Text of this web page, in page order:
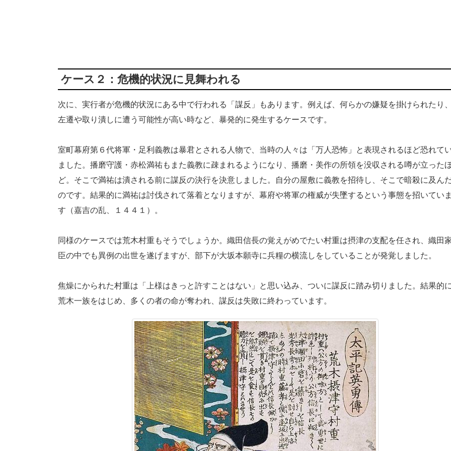
ケース２：危機的状況に見舞われる
次に、実行者が危機的状況にある中で行われる「謀反」もあります。例えば、何らかの嫌疑を掛けられたり、
左遷や取り潰しに遭う可能性が高い時など、暴発的に発生するケースです。
室町幕府第６代将軍・足利義教は暴君とされる人物で、当時の人々は「万人恐怖」と表現されるほど恐れて
ました。播磨守護・赤松満祐もまた義教に疎まれるようになり、播磨・美作の所領を没収される噂が立ったほ
ど。そこで満祐は潰される前に謀反の決行を決意しました。自分の屋敷に義教を招待し、そこで暗殺に及ん
のです。結果的に満祐は討伐されて落着となりますが、幕府や将軍の権威が失墜するという事態を招いていま
す（嘉吉の乱、１４４１）。
同様のケースでは荒木村重もそうでしょうか。織田信長の覚えがめでたい村重は摂津の支配を任され、織田
臣の中でも異例の出世を遂げますが、部下が大坂本願寺に兵糧の横流しをしていることが発覚しました。
焦燥にかられた村重は「上様はきっと許すことはない」と思い込み、ついに謀反に踏み切りました。結果的に
荒木一族をはじめ、多くの者の命が奪われ、謀反は失敗に終わっています。